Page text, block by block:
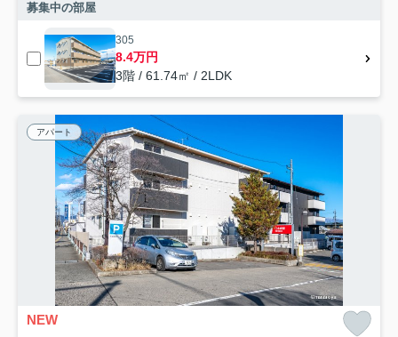
募集中の部屋
305
8.4万円
3階 / 61.74㎡ / 2LDK
アパート
NEW